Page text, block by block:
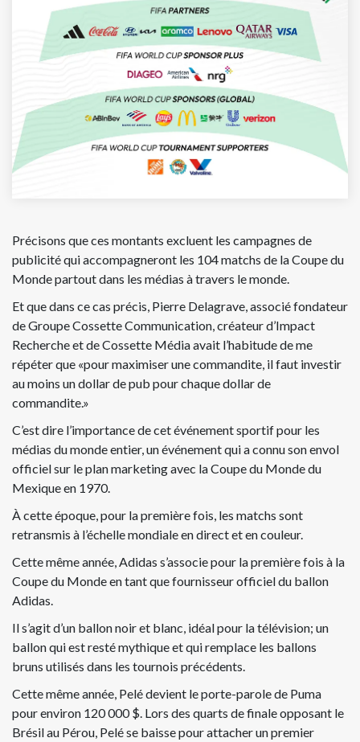
Précisons que ces montants excluent les campagnes de
publicité qui accompagneront les 104 matchs de la Coupe du
Monde partout dans les médias à travers le monde.
Et que dans ce cas précis, Pierre Delagrave, associé fondateur
de Groupe Cossette Communication, créateur d’Impact
Recherche et de Cossette Média avait l’habitude de me
répéter que «pour maximiser une commandite, il faut investir
au moins un dollar de pub pour chaque dollar de
commandite.»
C’est dire l’importance de cet événement sportif pour les
médias du monde entier, un événement qui a connu son envol
officiel sur le plan marketing avec la Coupe du Monde du
Mexique en 1970.
À cette époque, pour la première fois, les matchs sont
retransmis à l’échelle mondiale en direct et en couleur.
Cette même année, Adidas s’associe pour la première fois à la
Coupe du Monde en tant que fournisseur officiel du ballon
Adidas.
Il s’agit d’un ballon noir et blanc, idéal pour la télévision; un
ballon qui est resté mythique et qui remplace les ballons
bruns utilisés dans les tournois précédents.
Cette même année, Pelé devient le porte-parole de Puma
pour environ 120 000 $. Lors des quarts de finale opposant le
Brésil au Pérou, Pelé se baisse pour attacher un premier